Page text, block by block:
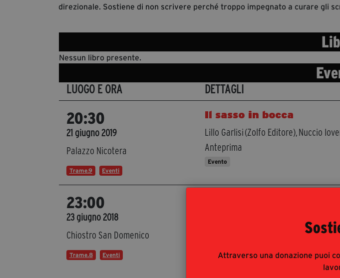
Attraverso una donazione puoi
direzionale. Sostiene di non scrivere perché troppo impegnato a curare gli
Nessun libro presente.
LUOGO E ORA DETTAGLI
20:30
21 giugno 2019
Palazzo Nicotera
Trame.9 Eventi
Il sasso in bocca
Lillo Garlisi (Zolfo Editore), Nuccio
Anteprima
Evento
23:00
23 giugno 2018
Chiostro San Domenico
Trame.8 Eventi
adattamento teatrale di Attilio
regia di Manuela Ruggera